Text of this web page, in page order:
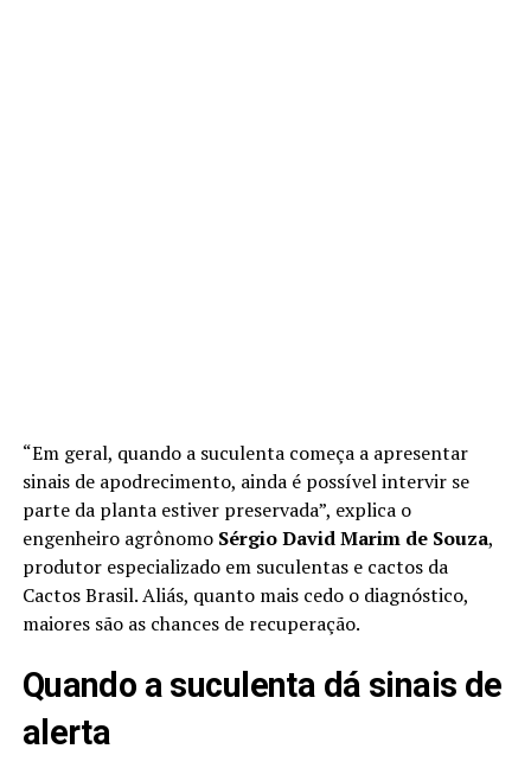
“Em geral, quando a suculenta começa a apresentar
sinais de apodrecimento, ainda é possível intervir se
parte da planta estiver preservada”, explica o
engenheiro agrônomo Sérgio David Marim de Souza,
produtor especializado em suculentas e cactos da
Cactos Brasil. Aliás, quanto mais cedo o diagnóstico,
maiores são as chances de recuperação.
Quando a suculenta dá sinais de
alerta